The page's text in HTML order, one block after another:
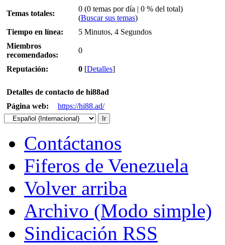
Temas totales:
0 (0 temas por día | 0 % del total)
(Buscar sus temas)
Tiempo en línea:
5 Minutos, 4 Segundos
Miembros
recomendados:
0
Reputación: 0 [Detalles]
Detalles de contacto de hi88ad
Página web:
https://hi88.ad/
Contáctanos
Fiferos de Venezuela
Volver arriba
Archivo (Modo simple)
Sindicación RSS